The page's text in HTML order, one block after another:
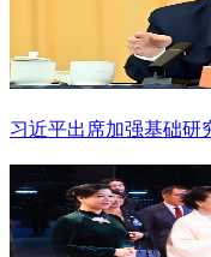
习近平出席加强基础研